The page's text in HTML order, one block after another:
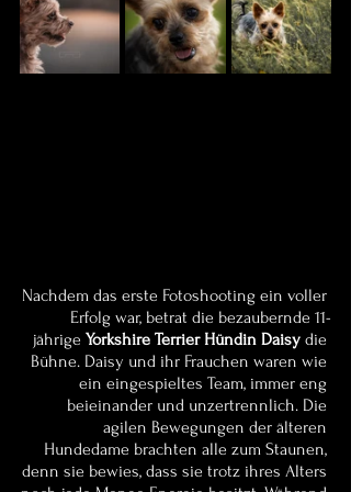
Nachdem das erste Fotoshooting ein voller
Erfolg war, betrat die bezaubernde 11-
jährige Yorkshire Terrier Hündin Daisy die
Bühne. Daisy und ihr Frauchen waren wie
ein eingespieltes Team, immer eng
beieinander und unzertrennlich. Die
agilen Bewegungen der älteren
Hundedame brachten alle zum Staunen,
denn sie bewies, dass sie trotz ihres Alters